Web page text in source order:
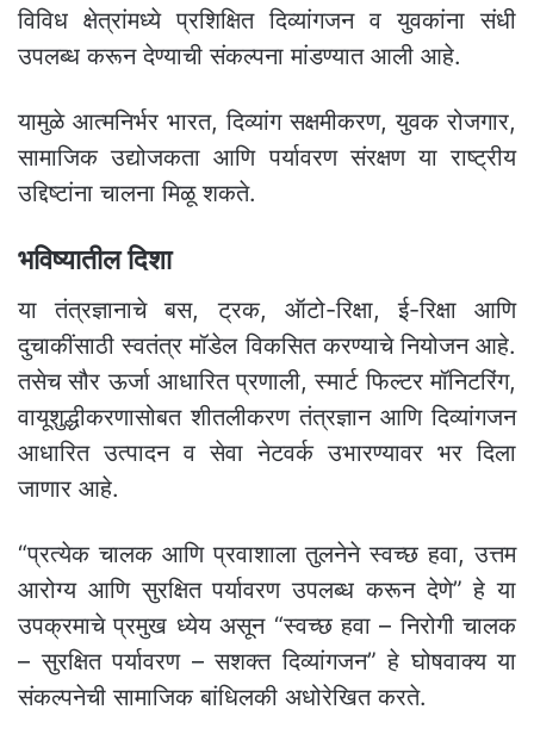
विविध क्षेत्रांमध्ये प्रशिक्षित दिव्यांगजन व युवकांना संधी
उपलब्ध करून देण्याची संकल्पना मांडण्यात आली आहे.
यामुळे आत्मनिर्भर भारत, दिव्यांग सक्षमीकरण, युवक रोजगार,
सामाजिक उद्योजकता आणि पर्यावरण संरक्षण या राष्ट्रीय
उद्दिष्टांना चालना मिळू शकते.
भविष्यातील दिशा
या तंत्रज्ञानाचे बस, ट्रक, ऑटो-रिक्षा, ई-रिक्षा आणि
दुचाकींसाठी स्वतंत्र मॉडेल विकसित करण्याचे नियोजन आहे.
तसेच सौर ऊर्जा आधारित प्रणाली, स्मार्ट फिल्टर मॉनिटरिंग,
वायूशुद्धीकरणासोबत शीतलीकरण तंत्रज्ञान आणि दिव्यांगजन
आधारित उत्पादन व सेवा नेटवर्क उभारण्यावर भर दिला
जाणार आहे.
“प्रत्येक चालक आणि प्रवाशाला तुलनेने स्वच्छ हवा, उत्तम
आरोग्य आणि सुरक्षित पर्यावरण उपलब्ध करून देणे” हे या
उपक्रमाचे प्रमुख ध्येय असून “स्वच्छ हवा – निरोगी चालक
– सुरक्षित पर्यावरण – सशक्त दिव्यांगजन” हे घोषवाक्य या
संकल्पनेची सामाजिक बांधिलकी अधोरेखित करते.